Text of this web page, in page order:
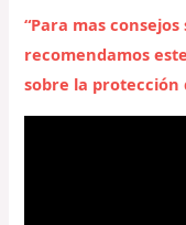
“Para mas
recomendamos
sobre la